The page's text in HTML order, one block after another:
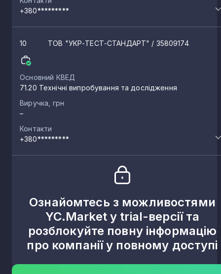
+380*********
10 ТОВ "УКР-ТЕСТ-СТАНДАРТ" / 35809174
Основний КВЕД
71.20 Технічні випробування та дослідження
Виручка, грн
–
Контакти
+380*********
Ознайомтесь з можливостями
YC.Market у trial-версії та
розблокуйте повну інформацію
про компанії у повному доступі